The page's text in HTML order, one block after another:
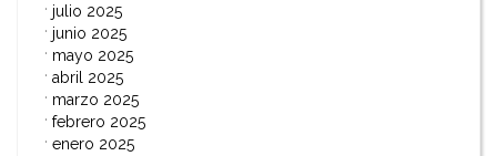
julio 2025
junio 2025
mayo 2025
abril 2025
marzo 2025
febrero 2025
enero 2025